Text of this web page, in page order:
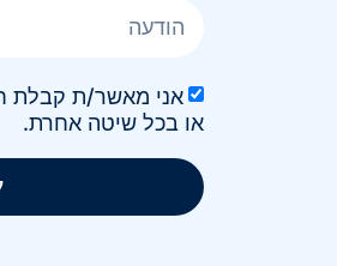
או בכל שיטה אחרת.